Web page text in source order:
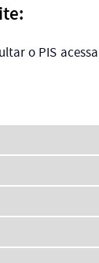
o PIS